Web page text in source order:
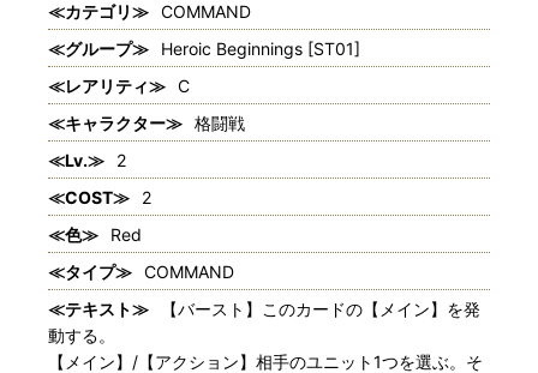
≪カテゴリ≫ COMMAND
≪グループ≫
Heroic Beginnings [ST01]
≪レアリティ≫ C
≪キャラクター≫ 格闘戦
≪Lv.≫
2
≪COST≫
2
≪色≫
Red
≪タイプ≫ COMMAND
≪テキスト≫
【バースト】このカードの【メイン】を発
動する。
【メイン】/【アクション】相手のユニット1つを選ぶ。そ